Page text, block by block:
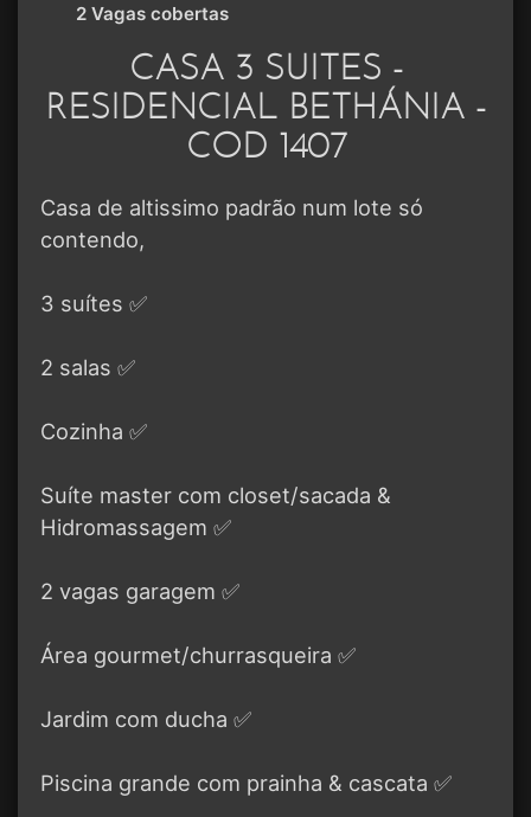
2 Vagas cobertas
CASA 3 SUITES -
RESIDENCIAL BETHÁNIA -
COD 1407
Casa de altissimo padrão num lote só
contendo,
3 suítes ✅
2 salas ✅
Cozinha ✅
Suíte master com closet/sacada &
Hidromassagem ✅
2 vagas garagem ✅
Área gourmet/churrasqueira ✅
Jardim com ducha ✅
Piscina grande com prainha & cascata ✅